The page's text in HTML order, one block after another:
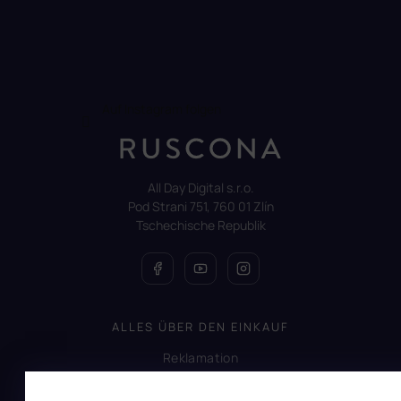
All Day Digital s.r.o.
Pod Strani 751, 760 01 Zlín
Tschechische Republik
ALLES ÜBER DEN EINKAUF
Reklamation